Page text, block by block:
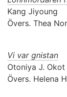
Kang Jiyoung
Övers. Thea
Vi var gnistan
Otoniya J.
Övers. Helena